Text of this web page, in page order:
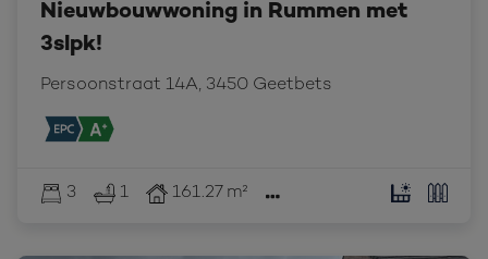
Nieuwbouwwoning in Rummen met
3slpk!
Persoonstraat 14A, 3450 Geetbets
3 1 161.27 m²